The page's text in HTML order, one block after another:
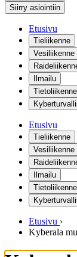
Siirry asiointiin
Etusivu
Tieliikenne
Vesiliikenne
Ilmailu
Tietoliikenne
Etusivu
Tieliikenne
Vesiliikenne
Ilmailu
Tietoliikenne
Etusivu ›
Kyberala